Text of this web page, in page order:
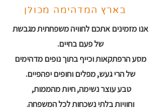
בארץ המדהימה מכולן
אנו מזמינים אתכם לחוויה משפחתית מגבשת
של פעם בחיים.
מסע הרפתקאות וכייף בתוך נופים מדהימים
של הרי געש, מפלים וחופים יפהפיים.
טבע עוצר נשימה, חיות מהממות,
וחוויות בלתי נשכחות לכל המשפחה.